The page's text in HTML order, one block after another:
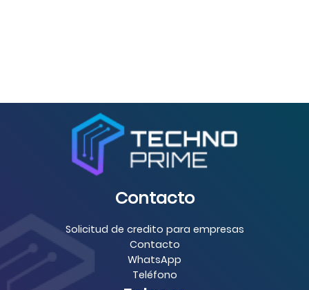
Contacto
Solicitud de credito para empresas
Contacto
WhatsApp
Teléfono